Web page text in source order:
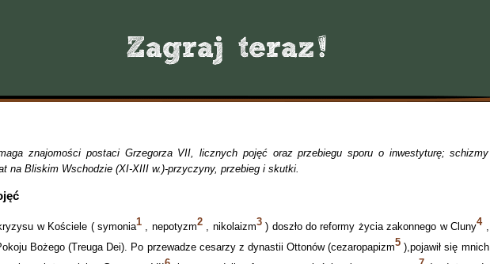
znajomości postaci Grzegorza VII, licznych pojęć oraz przebiegu sporu o inwestyturę; schizmy
na Bliskim Wschodzie (XI-XIII w.)-przyczyny, przebieg i skutki.
w Kościele ( symonia1, nepotyzm2, nikolaizm3) doszło do reformy życia zakonnego w Cluny4,
Bożego (Treuga Dei). Po przewadze cesarzy z dynastii Ottonów (cezaropapizm5 ),pojawił się mnich